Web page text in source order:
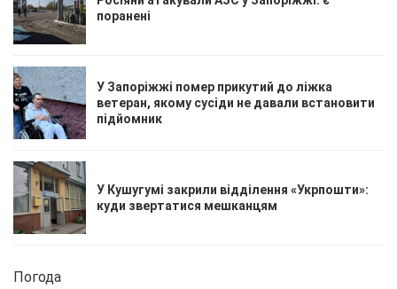
поранені
У Запоріжжі помер прикутий до ліжка
ветеран, якому сусіди не давали встановити
підйомник
У Кушугумі закрили відділення «Укрпошти»:
куди звертатися мешканцям
Погода